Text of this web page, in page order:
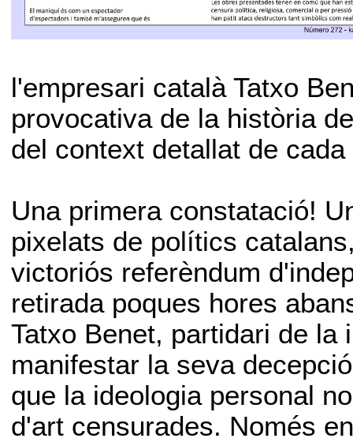
l'empresari català Tatxo
provocativa de la història
del context detallat de cada
Una primera constatació!
pixelats de polítics
victoriós referèndum
retirada poques hores
Tatxo Benet, partidari de la
manifestar la seva
que la ideologia personal
d'art censurades. Només